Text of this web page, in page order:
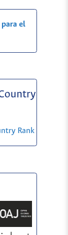
para el